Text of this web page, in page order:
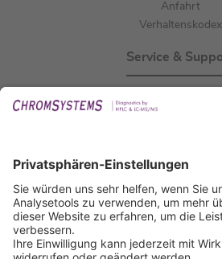
Anfahrt
Verhaltenskodex
Service &
IFU anfordern